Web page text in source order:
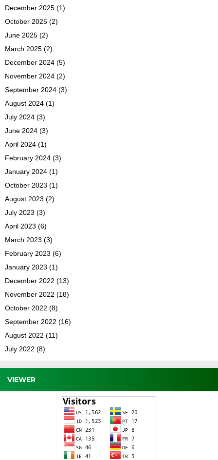
December 2025 (1)
October 2025 (2)
June 2025 (2)
March 2025 (2)
December 2024 (5)
November 2024 (2)
September 2024 (3)
August 2024 (1)
July 2024 (3)
June 2024 (3)
April 2024 (1)
February 2024 (3)
January 2024 (1)
October 2023 (1)
August 2023 (2)
July 2023 (3)
April 2023 (6)
March 2023 (3)
February 2023 (6)
January 2023 (1)
December 2022 (13)
November 2022 (18)
October 2022 (8)
September 2022 (16)
August 2022 (11)
July 2022 (8)
VIEWER